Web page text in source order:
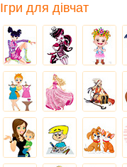
Ігри для дівчат